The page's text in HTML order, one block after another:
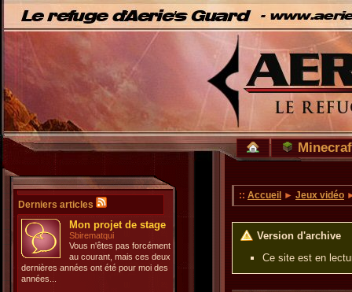
Derniers articles
Mon projet de stage
Sbirematqui
Vous n'êtes pas forcément
au courant, mais ces deux
dernières années ont été pour moi des
années...
:: Accueil ► Jeux vidéo
Version d'archive
Ce site est en